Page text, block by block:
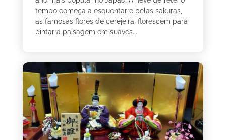
tempo começa a esquentar e belas sakuras,
as famosas flores de cerejeira, florescem para
pintar a paisagem em suaves...